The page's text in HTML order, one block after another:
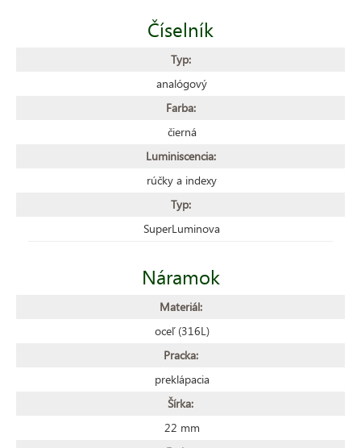
Číselník
Typ:
analógový
Farba:
čierná
Luminiscencia:
rúčky a indexy
Typ:
SuperLuminova
Náramok
Materiál:
oceľ (316L)
Pracka:
preklápacia
Šírka:
22 mm